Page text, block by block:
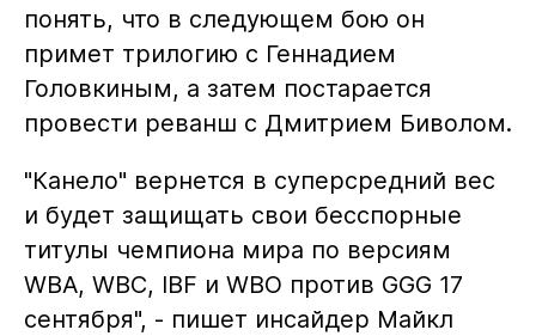
понять, что в следующем бою он
примет трилогию с Геннадием
Головкиным, а затем постарается
провести реванш с Дмитрием Биволом.
"Канело" вернется в суперсредний вес
и будет защищать свои бесспорные
титулы чемпиона мира по версиям
WBA, WBC, IBF и WBO против GGG 17
сентября", - пишет инсайдер Майкл